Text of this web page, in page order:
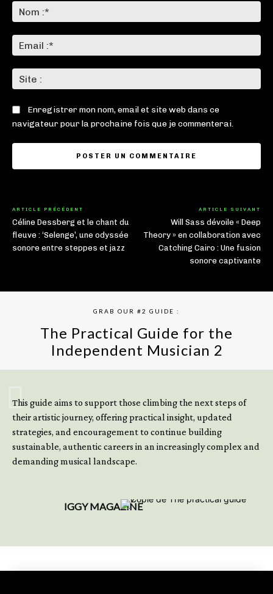
:*
:*
:
Enregistrer mon nom, email et site web dans ce
navigateur pour la prochaine fois que je commenterai.
ARTICLE PRÉCÉDENT
Céline Dessberg et le chant du
fleuve : ‘Selenge’, une odyssée
sonore entre steppes et jazz
ARTICLE SUIVANT
Will Sass dévoile « Deep
Theory » en collaboration avec
Catching Cairo : Une fusion
sonore captivante
GRAB OUR #2 GUIDE :
The Practical Guide for the
Independent Musician 2
This guide aims to support those climbing the next steps of
their artistic journey, offering practical insight, updated
strategies, and encouragement to continue building
sustainable, authentic careers in an increasingly complex and
demanding musical landscape.
IGGY MAGAZINE